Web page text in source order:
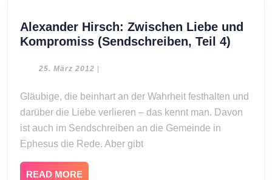
Alexander Hirsch: Zwischen Liebe und
Kompromiss (Sendschreiben, Teil 4)
und
25. März 2012 25.
|
Gläubige, die beinhart an der Wahrheit festhalten und
darüber die Liebe verlieren – das kennt man. Davon
ist auch im Sendschreiben an die Gemeinde in
Ephesus die Rede. Aber gibt
READ MORE